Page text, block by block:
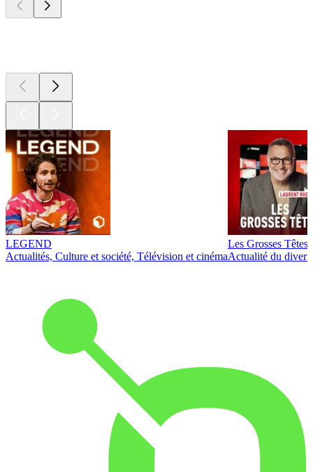
LEGEND
Actualités, Culture et société, Télévision et cinéma
Les Grosses Têtes
Actualité du